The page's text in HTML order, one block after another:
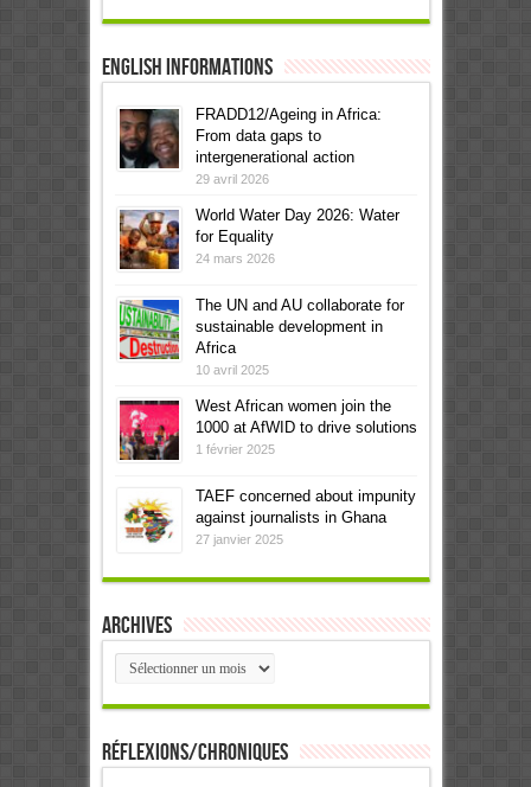
English informations
FRADD12/Ageing in Africa:
From data gaps to
intergenerational action
29 avril 2026
World Water Day 2026: Water
for Equality
24 mars 2026
The UN and AU collaborate for
sustainable development in
Africa
10 avril 2025
West African women join the
1000 at AfWID to drive solutions
1 février 2025
TAEF concerned about impunity
against journalists in Ghana
27 janvier 2025
Archives
Archives
Réflexions/Chroniques